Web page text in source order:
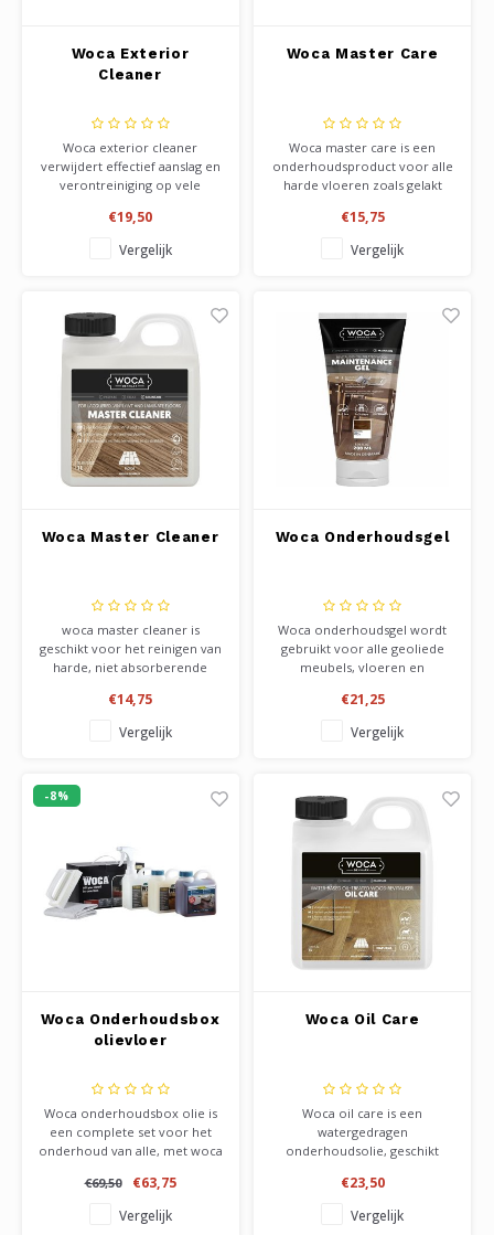
Woca Exterior
Cleaner
Woca exterior cleaner
verwijdert effectief aanslag en
verontreiniging op vele
meubilair, gevelbekleding,
terrassen en schuttingen. Te
gebruiken als voorbereiding
verdunnen met water.
€19,50
Vergelijk
Woca Master Care
Woca master care is een
onderhoudsproduct voor alle
harde vloeren zoals gelakt
verwijderd kleine krasjes, en
geeft bescherming tegen
slijtage aan de toplaag van je
€15,75
Vergelijk
Woca Master Cleaner
woca master cleaner is
geschikt voor het reinigen van
harde, niet absorberende
laminaat, pvc, vinyl, en tegels.
Verwijderd zeer efficiënt vuil
en aangekoekt vuil. Ook te
€14,75
Vergelijk
Woca Onderhoudsgel
Woca onderhoudsgel wordt
gebruikt voor alle geoliede
meubels, vloeren en
keukenbladen. Geeft het hout
een goede vuil en vocht
afstotende laag. Droogt zeer
volle uitstraling.
€21,25
Vergelijk
-8%
Woca Onderhoudsbox
olievloer
Woca onderhoudsbox olie is
een complete set voor het
onderhoud van alle, met woca
Verkrijgbaar in de kleuren
naturel en wit.
Onderhoudsolie,
€69,50 €63,75
Vergelijk
Woca Oil Care
Woca oil care is een
watergedragen
onderhoudsolie, geschikt
houten vloeren. Indien u niet
weet welk merk olie u op de
vloer heeft, kunt u dit product
€23,50
Vergelijk